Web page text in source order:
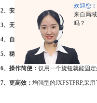
欢迎您！
来自局
吗？
2、安全性高： 样本在密闭的一次性
3、无浪费： 样本在密闭的一次性研
4、自动化程度高：一键启动，静待结
5、稳定性高：具有开盖保护功能，内
6、操作简便： 仅用一个旋钮就能固
7、更高效： 增强型的JXFSTPRP,采